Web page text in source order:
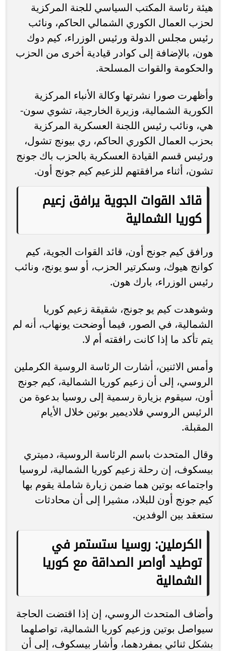
هيئة رئاسة المكتب السياسي للجنة المركزية
لحزب العمال الكوري الشمالي الحاكم، ونائب
رئيس مجلس الدولة ورئيس الوزراء، كيم دوك
هون، بالإضافة إلى كوادر قيادية أخرى من الحزب
والحكومة والقوات المسلحة.
وأظهرت صورا نشرتها وكالة الأنباء المركزية
الكورية الشمالية، وزيرة الخارجية، تشوي سون-
هي، ونائب رئيس اللجنة العسكرية المركزية
بحزب العمال الكوري الحاكم، ري بيونج تشول،
ورئيس قسم القيادة العسكرية بالحزب باك جونج
تشون، أثناء مرافقتهم للزعيم كيم جونج أون.
قائد القوات الجوية يرافق زعيم
كوريا الشمالية
ورافق كيم جونج أون، قائد القوات الجوية، كيم
كوانج هيوك، وسكرتير الحزب، أو سو يونج، ونائب
رئيس الوزراء، بارك هون.
وشوهدت كيم يو جونج، شقيقة زعيم كوريا
الشمالية، في الصور، فيما أوضحت يونهاب، أنه لم
يتم تأكد ما إذا كانت رافقته أم لا.
وأمس الاثنين، أشارت الرئاسة الروسية الكرملين
الروسي، إلى أن زعيم كوريا الشمالية، كيم جونج
أون، سيقوم بزيارة رسمية إلى روسيا بدعوة من
الرئيس الروسي فلاديمير بوتين خلال الأيام
المقبلة.
وقال المتحدث باسم الرئاسة الروسية، دميتري
بيسكوف، إن رحلة زعيم كوريا الشمالية، لروسيا
واجتماعه بوتين هما ضمن زيارة شاملة يقوم بها
كيم جونج أون للبلاد، مشيرا إلى أن محادثات
ستعقد بين الوفدين.
الكرملين: روسيا ستستمر في
توطيد أواصر الصداقة مع كوريا
الشمالية
وأضاف المتحدث الروسي، إن إذا اقتضت الحاجة
سيواصل بوتين وزعيم كوريا الشمالية، تواصلهما
بشكل ثنائي بمفردهما، وأشار بيسكوف، إلى أن